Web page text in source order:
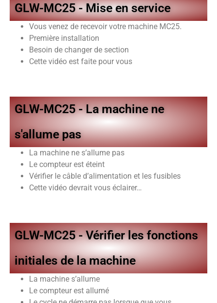
GLW-MC25 - Mise en service
Vous venez de recevoir votre machine MC25.
Première installation
Besoin de changer de section
Cette vidéo est faite pour vous
GLW-MC25 - La machine ne
s'allume pas
La machine ne s’allume pas
Le compteur est éteint
Vérifier le câble d’alimentation et les fusibles
Cette vidéo devrait vous éclairer…
GLW-MC25 - Vérifier les fonctions
initiales de la machine
La machine s’allume
Le compteur est allumé